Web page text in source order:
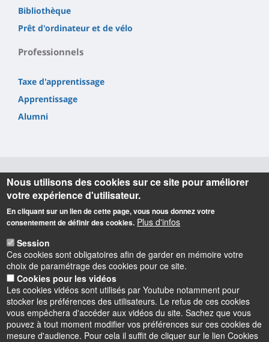
Bibliothèque
Prêt d'ordinateur et de vélo
Professionnels
Taxe d'apprentissage
Apprentissage
Alumni
Informations
IUT de l'Indre (siège social, BUT GEA, BUT GEII)
2 avenue François Mitterrand
36000 CHATEAUROUX (France)
Téléphone02 54 08 25 50
IUT de l'Indre (BUT MLT, BUT TC)
6 rue Georges Brassens
36100 ISSOUDUN (France)
Téléphone02 54 03 59 03
Nous utilisons des cookies sur ce site pour améliorer
votre expérience d'utilisateur.
En cliquant sur un lien de cette page, vous nous donnez votre
consentement de définir des cookies. Plus d'infos
Session
Ces cookies sont obligatoires afin de garder en mémoire votre
choix de paramétrage des cookies pour ce site.
Cookies pour les vidéos
Les cookies vidéos sont utilisés par Youtube notamment pour
stocker les préférences des utilisateurs. Le refus de ces cookies
vous empêchera d'accéder aux vidéos du site. Sachez que vous
pouvez à tout moment modifier vos préférences sur ces cookies de
mesure d'audience. Pour cela il suffit de cliquer sur le lien Cookies